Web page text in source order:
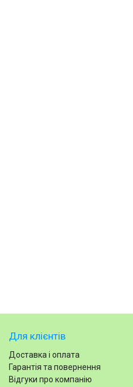
Для клієнтів
Доставка і оплата
Гарантія та повернення
Відгуки про компанію